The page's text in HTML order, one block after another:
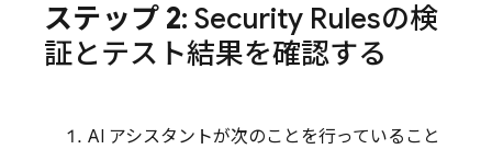
ステップ 2: Security Rulesの検
証とテスト結果を確認する
AI アシスタントが次のことを行っていること